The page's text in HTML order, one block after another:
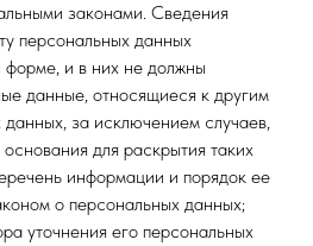
законами. Сведения
персональных данных
и в них не должны
данные, относящиеся к другим
за исключением случаев,
для раскрытия таких
информации и порядок ее
о персональных данных;
уточнения его персональных